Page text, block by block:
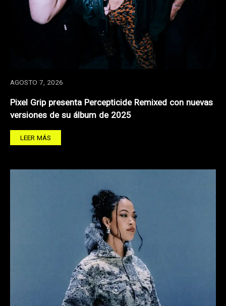
AGOSTO 7, 2026
Pixel Grip presenta Percepticide Remixed con nuevas
versiones de su álbum de 2025
LEER MÁS